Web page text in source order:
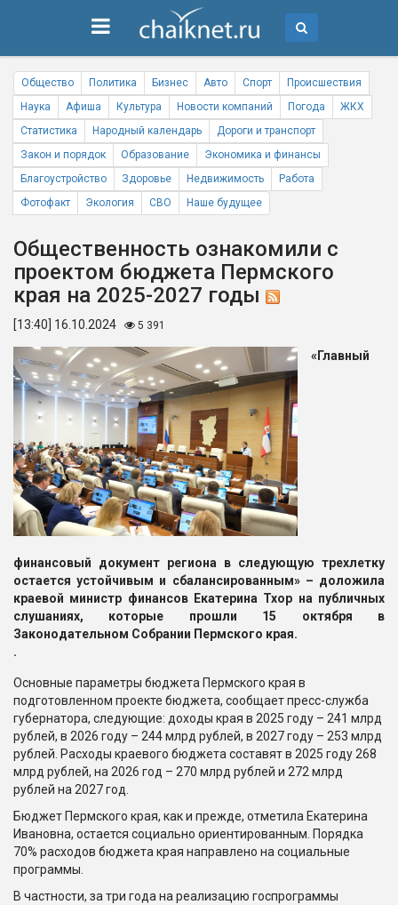
Общество Политика Бизнес Авто Спорт
Происшествия
Наука
Афиша Культура Новости компаний Погода
ЖКХ
Статистика
Народный календарь
Дороги и транспорт
Закон и порядок
Образование
Экономика и финансы
Благоустройство
Здоровье Недвижимость
Работа
Фотофакт
Экология СВО Наше будущее
Общественность ознакомили с
проектом бюджета Пермского
края на 2025-2027 годы
[13:40] 16.10.2024 5 391
«Главный
финансовый документ региона в следующую трехлетку
остается устойчивым и сбалансированным»– доложила
краевой министр финансов Екатерина Тхор на публичных
слушаниях, которые прошли 15 октября в
Законодательном Собрании Пермского края.
.
Основные параметры бюджета Пермского края в
подготовленном проекте бюджета, сообщает пресс-служба
губернатора, следующие: доходы края в 2025 году – 241 млрд
рублей, в 2026 году – 244 млрд рублей, в 2027 году – 253 млрд
рублей. Расходы краевого бюджета составят в 2025 году 268
млрд рублей, на 2026 год – 270 млрд рублей и 272 млрд
рублей на 2027 год.
Бюджет Пермского края, как и прежде, отметила Екатерина
Ивановна, остается социально ориентированным. Порядка
70% расходов бюджета края направлено на социальные
программы.
В частности, за три года на реализацию госпрограммы